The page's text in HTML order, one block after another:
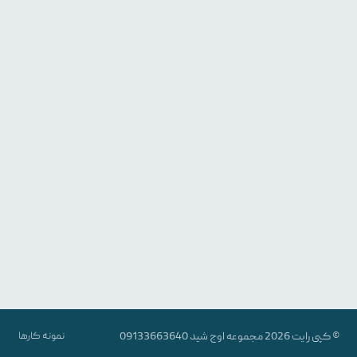
© کپی رایت 2026 مجموعه اوج شید09133663640 نمونه کارها